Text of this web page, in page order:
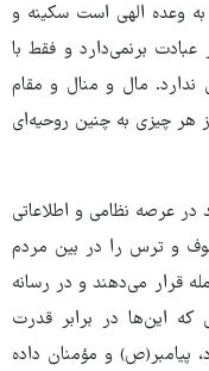
وعده الهی است سکینه و
برنمی‌دارد و فقط با
مال و منال و مقام
هر چیزی به چنین روحیه‌ای
در عرصه نظامی و اطلاعاتی
و ترس را در بین مردم
قرار می‌دهند و در رسانه
که این‌ها در برابر قدرت
پیامبر(ص) و مؤمنان داده